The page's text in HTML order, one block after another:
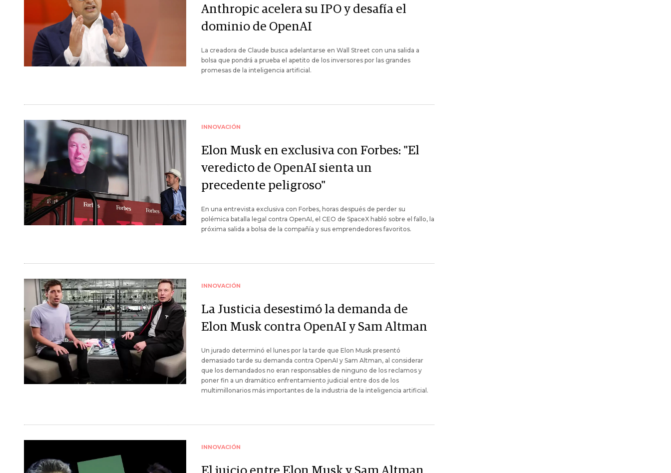
Anthropic acelera su IPO y desafía el
dominio de OpenAI
La creadora de Claude busca adelantarse en Wall Street con una salida a
bolsa que pondrá a prueba el apetito de los inversores por las grandes
promesas de la inteligencia artificial.
INNOVACIÓN
Elon Musk en exclusiva con Forbes: "El
veredicto de OpenAI sienta un
precedente peligroso"
En una entrevista exclusiva con Forbes, horas después de perder su
polémica batalla legal contra OpenAI, el CEO de SpaceX habló sobre el fallo, la
próxima salida a bolsa de la compañía y sus emprendedores favoritos.
INNOVACIÓN
La Justicia desestimó la demanda de
Elon Musk contra OpenAI y Sam Altman
Un jurado determinó el lunes por la tarde que Elon Musk presentó
demasiado tarde su demanda contra OpenAI y Sam Altman, al considerar
que los demandados no eran responsables de ninguno de los reclamos y
poner fin a un dramático enfrentamiento judicial entre dos de los
multimillonarios más importantes de la industria de la inteligencia artificial.
INNOVACIÓN